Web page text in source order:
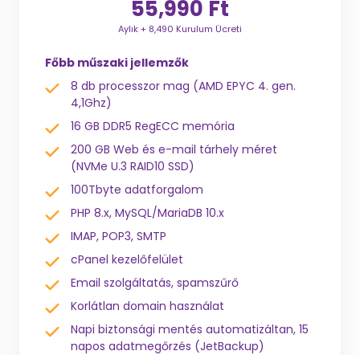
55,990 Ft
Aylık + 8,490 Kurulum Ücreti
Főbb műszaki jellemzők
8 db processzor mag (AMD EPYC 4. gen.
4,1Ghz)
16 GB DDR5 RegECC memória
200 GB Web és e-mail tárhely méret
(NVMe U.3 RAID10 SSD)
100Tbyte adatforgalom
PHP 8.x, MySQL/MariaDB 10.x
IMAP, POP3, SMTP
cPanel kezelőfelület
Email szolgáltatás, spamszűrő
Korlátlan domain használat
Napi biztonsági mentés automatizáltan, 15
napos adatmegőrzés (JetBackup)